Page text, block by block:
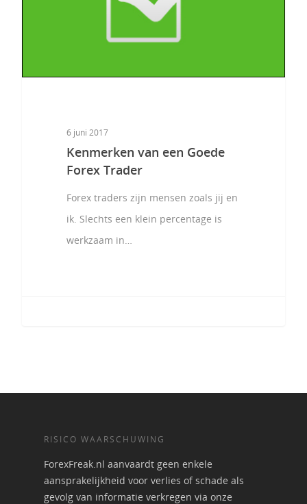
6 juni 2017
Kenmerken van een Goede
Forex Trader
Forex traders zijn mensen zoals jij en
ik. Slechts een klein percentage is
werkzaam in…
RISICO WAARSCHUWING
ForexFreak.nl aanvaardt geen enkele
aansprakelijkheid voor verlies of schade als
gevolg van informatie verkregen via onze